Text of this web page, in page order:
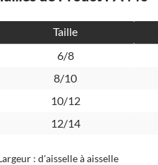
Taille
6/8
8/10
10/12
12/14
: d'aisselle à aisselle